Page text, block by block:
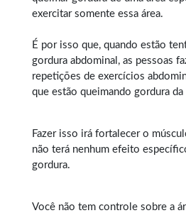
exercitar somente essa área.
É por isso que, quando estão
gordura abdominal, as pessoas
repetições de exercícios
que estão queimando gordura da
Fazer isso irá fortalecer o
não terá nenhum efeito
gordura.
Você não tem controle sobre a